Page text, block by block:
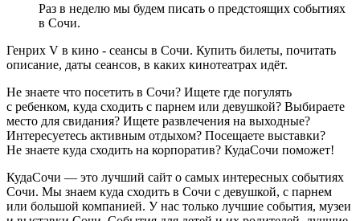
Раз в неделю мы будем писать о предстоящих событиях
в Сочи.
Генрих V в кино - сеансы в Сочи. Купить билеты, почитать
описание, даты сеансов, в каких кинотеатрах идёт.
Не знаете что посетить в Сочи? Ищете где погулять
с ребенком, куда сходить с парнем или девушкой? Выбираете
место для свидания? Ищете развлечения на выходные?
Интересуетесь активным отдыхом? Посещаете выставки?
Не знаете куда сходить на корпоратив? КудаСочи поможет!
КудаСочи — это лучший сайт о самых интересных событиях
Сочи. Мы знаем куда сходить в Сочи с девушкой, с парнем
или большой компанией. У нас только лучшие события, музеи